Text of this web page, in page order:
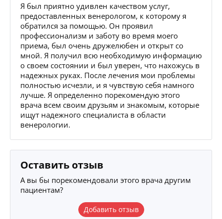
Я был приятно удивлен качеством услуг,
предоставленных венерологом, к которому я
обратился за помощью. Он проявил
профессионализм и заботу во время моего
приема, был очень дружелюбен и открыт со
мной. Я получил всю необходимую информацию
о своем состоянии и был уверен, что нахожусь в
надежных руках. После лечения мои проблемы
полностью исчезли, и я чувствую себя намного
лучше. Я определенно порекомендую этого
врача всем своим друзьям и знакомым, которые
ищут надежного специалиста в области
венерологии.
Оставить отзыв
А вы бы порекомендовали этого врача другим
пациентам?
Добавить отзыв